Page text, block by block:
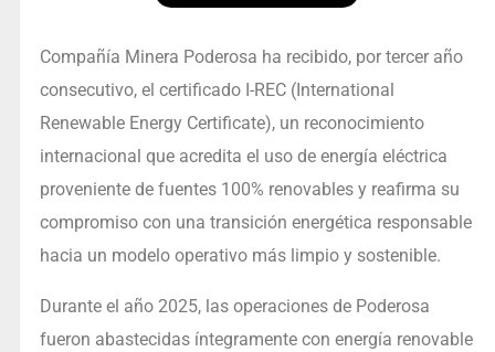
Compañía Minera Poderosa ha recibido, por tercer año
consecutivo, el certificado I-REC (International
Renewable Energy Certificate), un reconocimiento
internacional que acredita el uso de energía eléctrica
proveniente de fuentes 100% renovables y reafirma su
compromiso con una transición energética responsable
hacia un modelo operativo más limpio y sostenible.
Durante el año 2025, las operaciones de Poderosa
fueron abastecidas íntegramente con energía renovable